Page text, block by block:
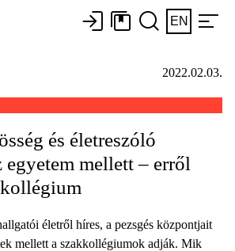
EN
2022.02.03.
és életreszóló
egyetem mellett – erről
életről híres, a pezsgés központjait
mellett a szakkollégiumok adják. Mik